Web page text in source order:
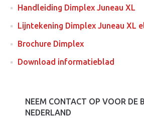
Handleiding Dimplex Juneau XL
Lijntekening Dimplex Juneau XL
Brochure Dimplex
Download informatieblad
NEEM CONTACT OP VOOR DE
NEDERLAND